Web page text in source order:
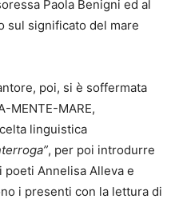
Paola Benigni ed al
sul significato del mare
poi, si è soffermata
MENTE-MARE,
linguistica
, per poi introdurre
poeti Annelisa Alleva e
i presenti con la lettura di